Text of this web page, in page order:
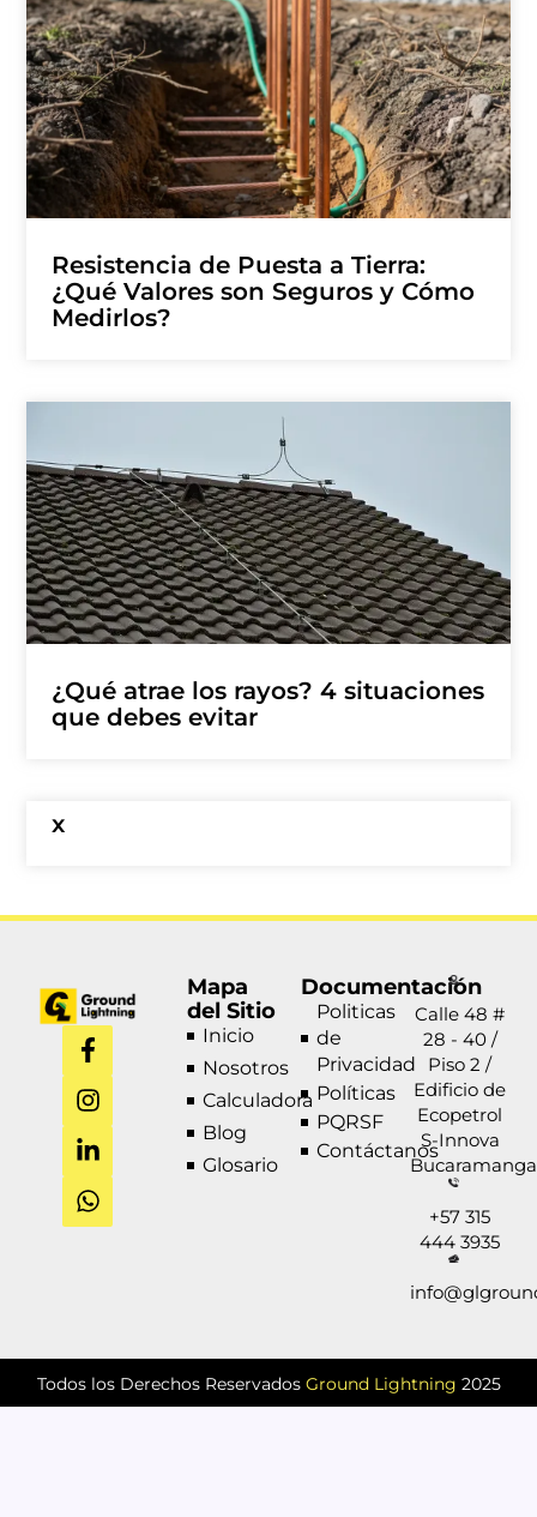
Resistencia de Puesta a Tierra:
¿Qué Valores son Seguros y Cómo
Medirlos?
¿Qué atrae los rayos? 4 situaciones
que debes evitar
x
F
a
c
e
b
o
o
k
-
I
n
s
t
a
g
r
a
m
L
i
n
k
e
d
i
n
-
W
h
a
t
s
a
p
p
Mapa
del Sitio
Inicio
Nosotros
Calculadora
Blog
Glosario
Documentación
Politicas
de
Privacidad
Políticas
PQRSF
Contáctanos
Calle 48 #
28 - 40 /
Piso 2 /
Edificio de
Ecopetrol
S-Innova
Bucaramanga
+57 315
444 3935
Todos los Derechos Reservados Ground Lightning 2025